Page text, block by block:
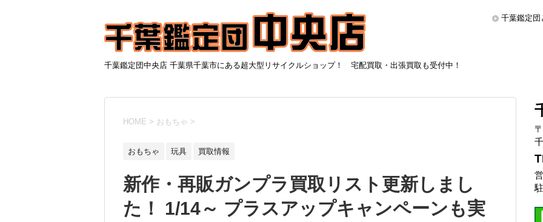
千葉鑑定団中央店 千葉県千葉市にある超大型リサイクルショップ！ 宅配買取・出張買取も受付中！
千葉鑑定団
HOME > おもちゃ >
おもちゃ 玩具 買取情報
新作・再販ガンプラ買取リスト更新しまし
た！ 1/14～ プラスアップキャンペーンも実